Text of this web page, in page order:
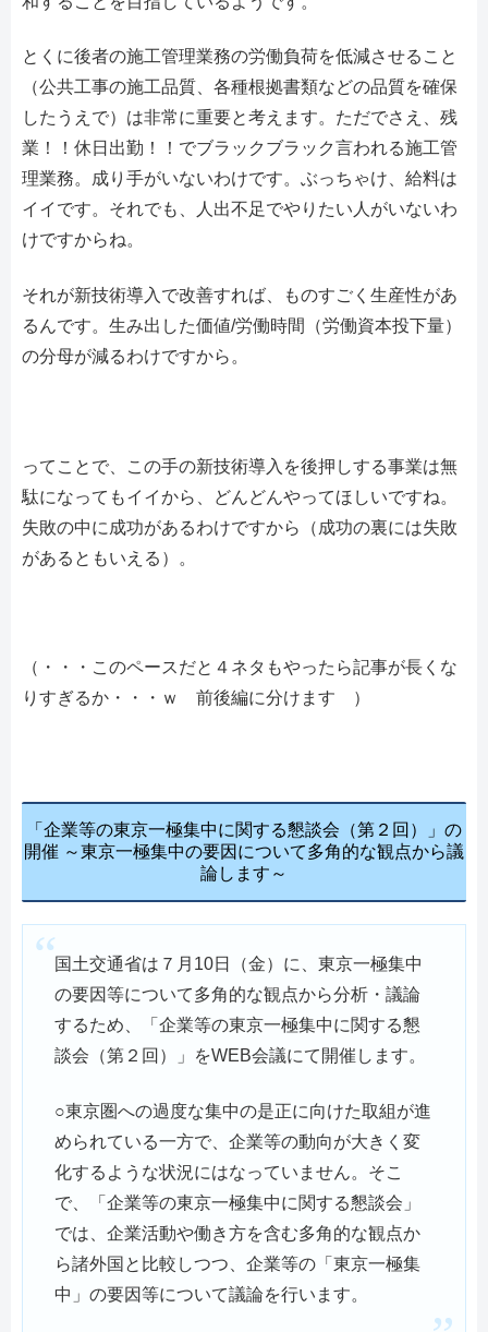
とくに後者の施工管理業務の労働負荷を低減させること
（公共工事の施工品質、各種根拠書類などの品質を確保
したうえで）は非常に重要と考えます。ただでさえ、残
業！！休日出勤！！でブラックブラック言われる施工管
理業務。成り手がいないわけです。ぶっちゃけ、給料は
イイです。それでも、人出不足でやりたい人がいないわ
けですからね。
それが新技術導入で改善すれば、ものすごく生産性があ
るんです。生み出した価値/労働時間（労働資本投下量）
の分母が減るわけですから。
ってことで、この手の新技術導入を後押しする事業は無
駄になってもイイから、どんどんやってほしいですね。
失敗の中に成功があるわけですから（成功の裏には失敗
があるともいえる）。
（・・・このペースだと４ネタもやったら記事が長くな
りすぎるか・・・ｗ 前後編に分けます ）
「企業等の東京一極集中に関する懇談会（第２回）」の
開催 ～東京一極集中の要因について多角的な観点から議
論します～
国土交通省は７月10日（金）に、東京一極集中
の要因等について多角的な観点から分析・議論
するため、「企業等の東京一極集中に関する懇
談会（第２回）」をWEB会議にて開催します。
○東京圏への過度な集中の是正に向けた取組が進
められている一方で、企業等の動向が大きく変
化するような状況にはなっていません。そこ
で、「企業等の東京一極集中に関する懇談会」
では、企業活動や働き方を含む多角的な観点か
ら諸外国と比較しつつ、企業等の「東京一極集
中」の要因等について議論を行います。